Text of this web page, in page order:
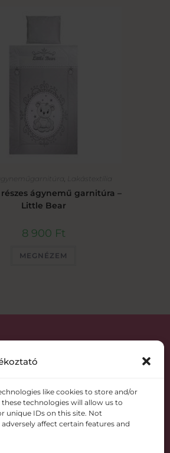
like cookies to store and/or
technologies will allow us to
unique IDs on this site. Not
affect certain features and
Lakástextília
részes ágynemű garnitúra –
Little Bear
8 900 Ft
MEGNÉZEM
utca 109.